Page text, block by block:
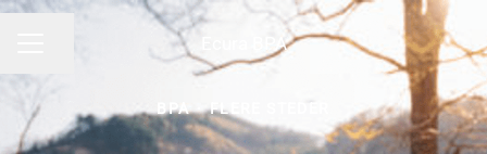
Ecura BPA
BPA · FLERE STEDER